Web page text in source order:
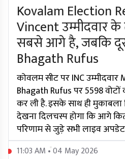
Kovalam Election
Vincent उम्मीदवार
सबसे आगे है, जबकि
Bhagath Rufus
कोवलम सीट पर INC
Bhagath Rufus पर 5598
कर ली है. इसके साथ ही
देखना दिलचस्प होगा कि आगे
परिणाम से जुड़े सभी लाइव अपडेट
11:03 AM • 04 May 2026